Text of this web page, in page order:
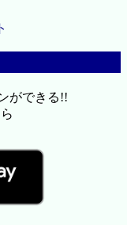
ができる!!